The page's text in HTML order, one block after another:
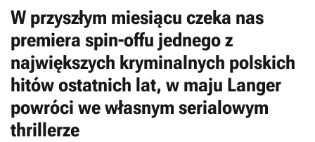
W przyszłym miesiącu czeka nas
premiera spin-offu jednego z
największych kryminalnych polskich
hitów ostatnich lat, w maju Langer
powróci we własnym serialowym
thrillerze